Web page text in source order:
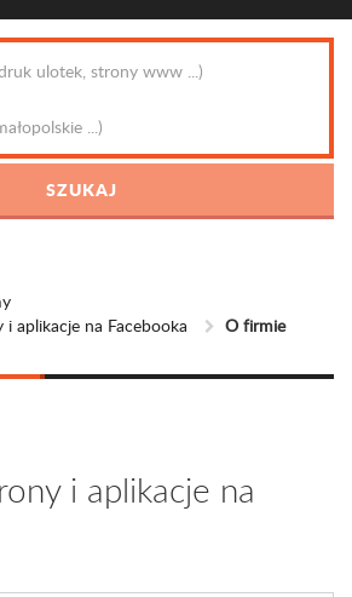
i aplikacje na Facebooka
O firmie
i aplikacje na